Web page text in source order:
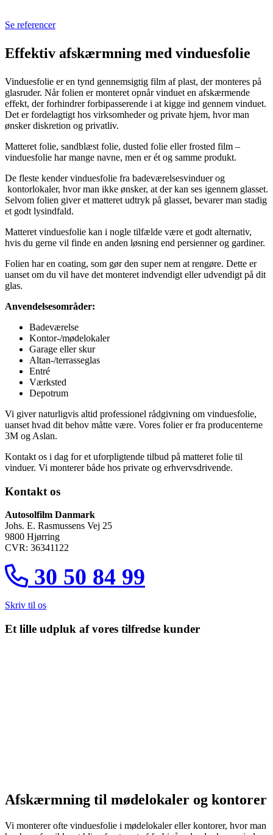
Se referencer
Effektiv afskærmning med vinduesfolie
Vinduesfolie er en tynd gennemsigtig film af plast, der monteres på
glasruder. Når folien er monteret opnår vinduet en afskærmende
effekt, der forhindrer forbipasserende i at kigge ind gennem vinduet.
Det er fordelagtigt hos virksomheder og private hjem, hvor man
ønsker diskretion og privatliv.
Matteret folie, sandblæst folie, dusted folie eller frosted film –
vinduesfolie har mange navne, men er ét og samme produkt.
De fleste kender vinduesfolie fra badeværelsesvinduer og
kontorlokaler, hvor man ikke ønsker, at der kan ses igennem glasset.
Selvom folien giver et matteret udtryk på glasset, bevarer man stadig
et godt lysindfald.
Matteret vinduesfolie kan i nogle tilfælde være et godt alternativ,
hvis du gerne vil finde en anden løsning end persienner og gardiner.
Folien har en coating, som gør den super nem at rengøre. Dette er
uanset om du vil have det monteret indvendigt eller udvendigt på dit
glas.
Anvendelsesområder:
Badeværelse
Kontor-/mødelokaler
Garage eller skur
Altan-/terrasseglas
Entré
Værksted
Depotrum
Vi giver naturligvis altid professionel rådgivning om vinduesfolie,
uanset hvad dit behov måtte være. Vores folier er fra producenterne
3M og Aslan.
Kontakt os i dag for et uforpligtende tilbud på matteret folie til
vinduer. Vi monterer både hos private og erhvervsdrivende.
Kontakt os
Autosolfilm Danmark
Johs. E. Rasmussens Vej 25
9800 Hjørring
CVR: 36341122
30 50 84 99
Skriv til os
Et lille udpluk af vores tilfredse kunder
Afskærmning til mødelokaler og kontorer
Vi monterer ofte vinduesfolie i mødelokaler eller kontorer, hvor man